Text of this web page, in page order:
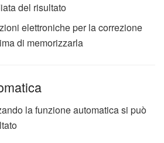
del risultato
elettroniche per la correzione
di memorizzarla
la funzione automatica si può